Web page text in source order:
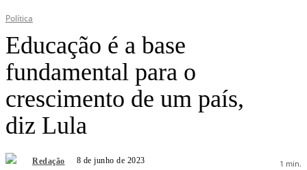
Política
Educação é a base
fundamental para o
crescimento de um país,
diz Lula
Redação 8 de junho de 2023 1 min.